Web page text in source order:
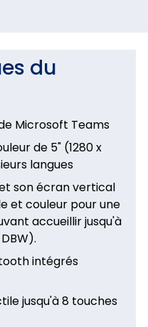
du
Microsoft Teams
de 5" (1280 x
langues
son écran vertical
et couleur pour une
accueillir jusqu'à
intégrés
jusqu'à 8 touches